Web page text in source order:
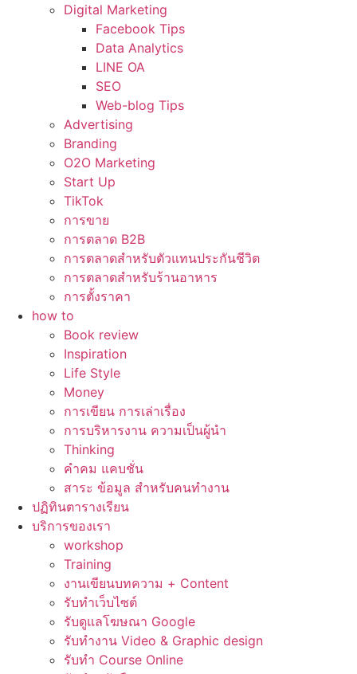
Digital Marketing
Facebook Tips
Data Analytics
LINE OA
SEO
Web-blog Tips
Advertising
Branding
O2O Marketing
Start Up
TikTok
การขาย
การตลาด B2B
การตลาดสำหรับตัวแทนประกันชีวิต
การตลาดสำหรับร้านอาหาร
การตั้งราคา
how to
Book review
Inspiration
Life Style
Money
การเขียน การเล่าเรื่อง
การบริหารงาน ความเป็นผู้นำ
Thinking
คำคม แคบชั่น
สาระ ข้อมูล สำหรับคนทำงาน
ปฏิทินตารางเรียน
บริการของเรา
workshop
Training
งานเขียนบทความ + Content
รับทำเว็บไซต์
รับดูแลโฆษณา Google
รับทำงาน Video & Graphic design
รับทำ Course Online